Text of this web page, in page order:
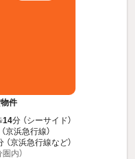
件
14分 （シーサイド）
京浜急行線）
（京浜急行線など）
内）